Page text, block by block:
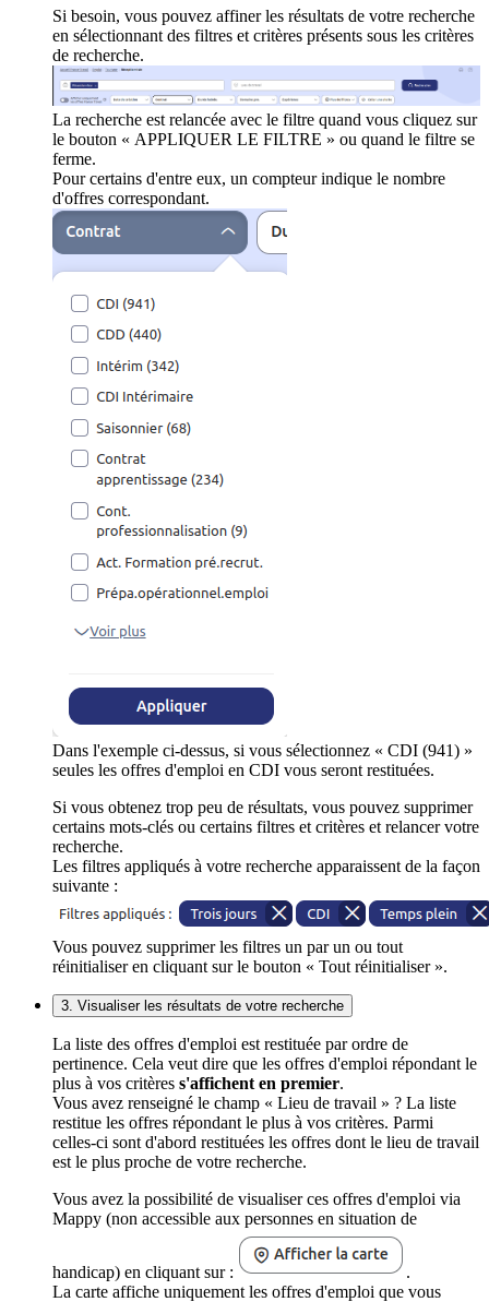
Si besoin, vous pouvez affiner les résultats de votre recherche
en sélectionnant des filtres et critères présents sous les critères
de recherche.
La recherche est relancée avec le filtre quand vous cliquez sur
le bouton « APPLIQUER LE FILTRE » ou quand le filtre se
ferme.
Pour certains d'entre eux, un compteur indique le nombre
d'offres correspondant.
Dans l'exemple ci-dessus, si vous sélectionnez « CDI (941) »
seules les offres d'emploi en CDI vous seront restituées.
Si vous obtenez trop peu de résultats, vous pouvez supprimer
certains mots-clés ou certains filtres et critères et relancer votre
recherche.
Les filtres appliqués à votre recherche apparaissent de la façon
suivante :
Vous pouvez supprimer les filtres un par un ou tout
réinitialiser en cliquant sur le bouton « Tout réinitialiser ».
3. Visualiser les résultats de votre recherche
La liste des offres d'emploi est restituée par ordre de
pertinence. Cela veut dire que les offres d'emploi répondant le
plus à vos critères s'affichent en premier.
Vous avez renseigné le champ « Lieu de travail » ? La liste
restitue les offres répondant le plus à vos critères. Parmi
celles-ci sont d'abord restituées les offres dont le lieu de travail
est le plus proche de votre recherche.
Vous avez la possibilité de visualiser ces offres d'emploi via
Mappy (non accessible aux personnes en situation de
handicap) en cliquant sur :
.
La carte affiche uniquement les offres d'emploi que vous